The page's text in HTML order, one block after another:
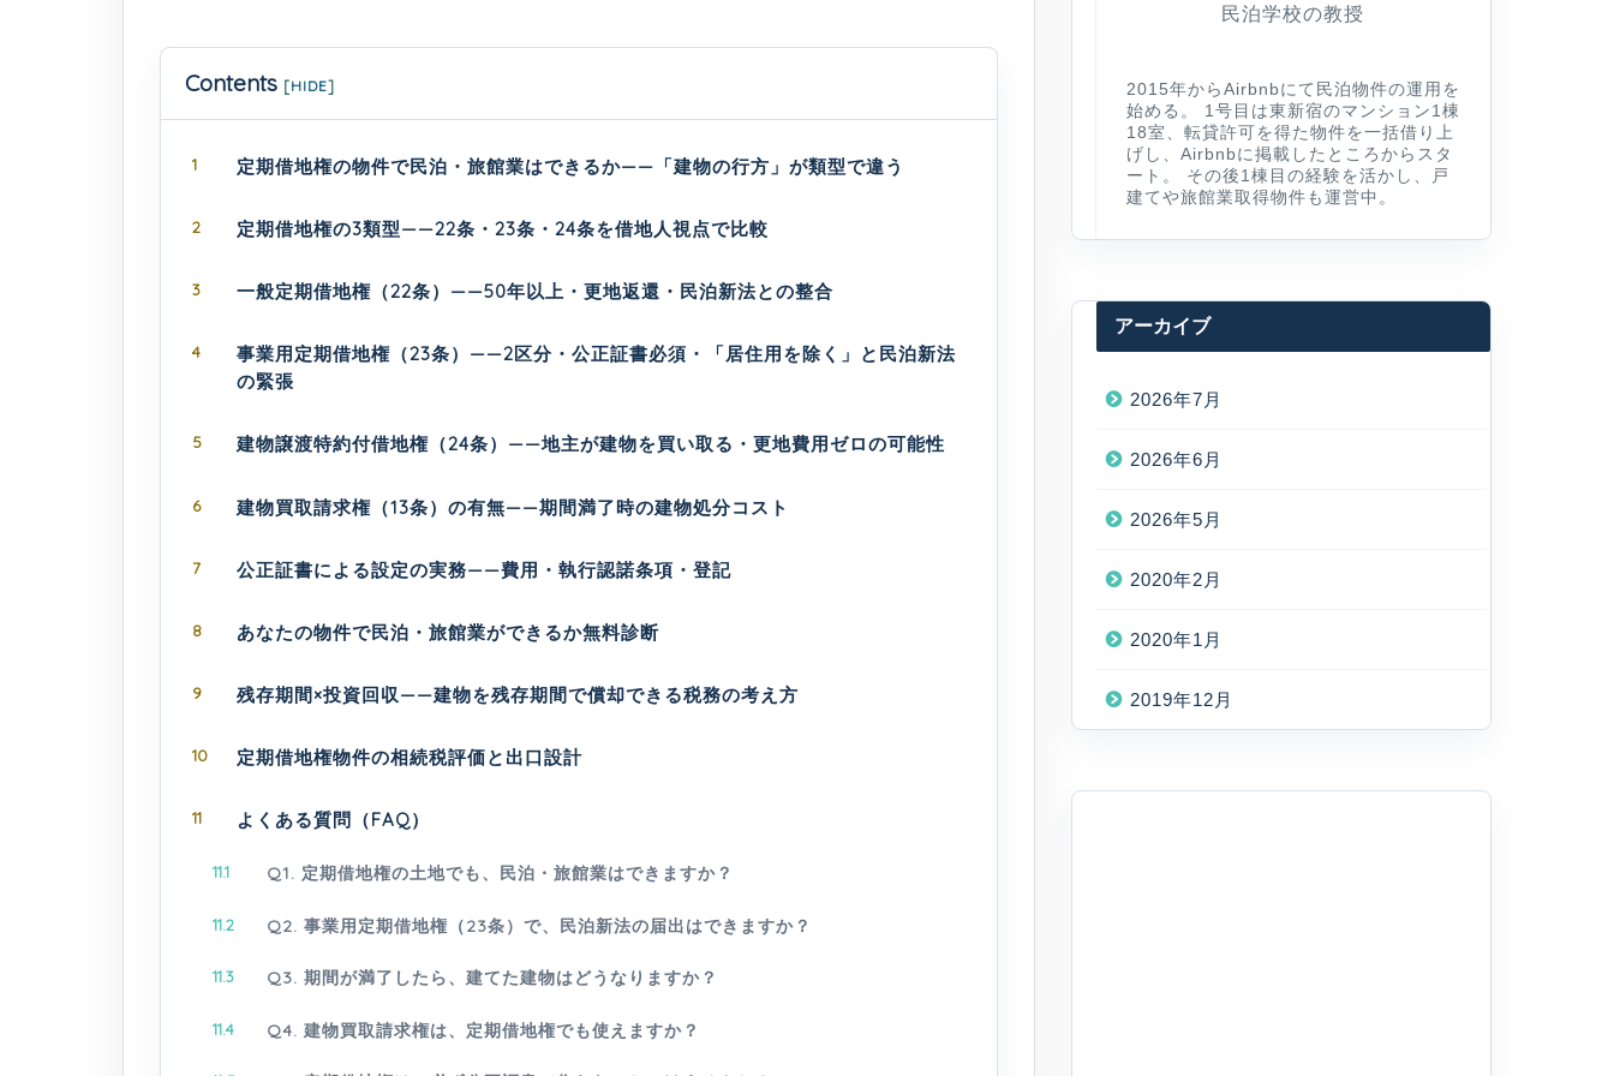
Contents [HIDE]
1 定期借地権の物件で民泊・旅館業はできるか——「建物の行方」が類型で違う
2 定期借地権の3類型——22条・23条・24条を借地人視点で比較
3 一般定期借地権（22条）——50年以上・更地返還・民泊新法との整合
4
事業用定期借地権（23条）——2区分・公正証書必須・「居住用を除く」と民泊新法
の緊張
5 建物譲渡特約付借地権（24条）——地主が建物を買い取る・更地費用ゼロの可能性
6 建物買取請求権（13条）の有無——期間満了時の建物処分コスト
7 公正証書による設定の実務——費用・執行認諾条項・登記
8 あなたの物件で民泊・旅館業ができるか無料診断
9 残存期間×投資回収——建物を残存期間で償却できる税務の考え方
10 定期借地権物件の相続税評価と出口設計
11 よくある質問（FAQ）
11.1 Q1. 定期借地権の土地でも、民泊・旅館業はできますか？
11.2 Q2. 事業用定期借地権（23条）で、民泊新法の届出はできますか？
11.3 Q3. 期間が満了したら、建てた建物はどうなりますか？
11.4 Q4. 建物買取請求権は、定期借地権でも使えますか？
民泊学校の教授
2015年からAirbnbにて民泊物件の運用を
始める。 1号目は東新宿のマンション1棟
18室、転貸許可を得た物件を一括借り上
げし、Airbnbに掲載したところからスタ
ート。 その後1棟目の経験を活かし、戸
建てや旅館業取得物件も運営中。
アーカイブ
2026年7月
2026年6月
2026年5月
2020年2月
2020年1月
2019年12月